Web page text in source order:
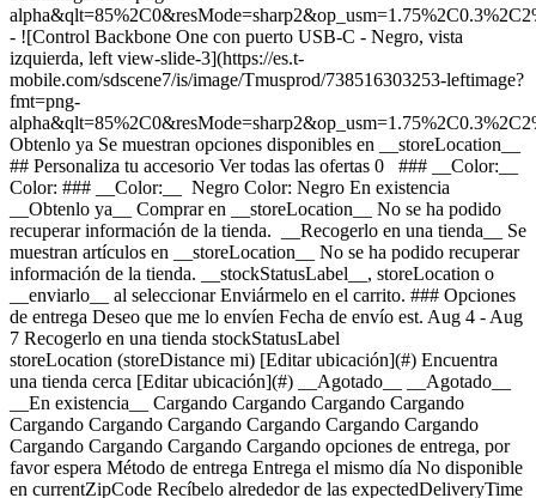
- ![Control Backbone One con puerto USB-C - Negro, vista
izquierda, left view-slide-3](https://es.t-
mobile.com/sdscene7/is/image/Tmusprod/738516303253-leftimage?
fmt=png-
Obtenlo ya Se muestran opciones disponibles en __storeLocation__ ## Personaliza tu accesorio Ver todas las ofertas 0 ### __Color:__ Color: ### __Color:__ Negro Color: Negro En existencia __Obtenlo ya__ Comprar en __storeLocation__ No se ha podido recuperar información de la tienda. __Recogerlo en una tienda__ Se muestran artículos en __storeLocation__ No se ha podido recuperar información de la tienda. __stockStatusLabel__, storeLocation o __enviarlo__ al seleccionar Enviármelo en el carrito. ### Opciones de entrega Deseo que me lo envíen Fecha de envío est. Aug 4 - Aug 7 Recogerlo en una tienda stockStatusLabel storeLocation (storeDistance mi) [Editar ubicación](#) Encuentra una tienda cerca [Editar ubicación](#) __Agotado__ __Agotado__ __En existencia__ Cargando Cargando Cargando Cargando Cargando Cargando Cargando Cargando Cargando Cargando Cargando Cargando Cargando Cargando opciones de entrega, por favor espera Método de entrega Entrega el mismo día No disponible en currentZipCode Recíbelo alrededor de las expectedDeliveryTime Costo de entrega real: $9.99 Costo de entrega con descuento: gratis Recoger en la tienda Agotado en storeName Hoy en storeName Gratis Envío No disponible Fecha de envío estimada: shippingDate Gratis Método de entrega Entrega el mismo día No disponible en currentZipCode Recíbelo alrededor de las expectedDeliveryTime Costo de entrega real: $9.99 Costo de entrega con descuento: gratis Entrega el mismo día No disponible en currentZipCode Recíbelo alrededor de las Invalid Date Costo de entrega real: $9.99 Costo de entrega con descuento: gratis Recoger en la tienda Agotado en storeName Hoy en storeName Gratis Recoger en la tienda Agotado en storeName Agotado en Fairfax Blvd & Main St Hoy en Fairfax Blvd & Main St Gratis Envío No disponible Fecha de envío estimada: shippingDate Gratis Envío No disponible Fecha de envío estimada: Aug 4 - Aug 7 Gratis __Tu tienda:__ [storeLocation (storeDistance mi)](#) Encuentra una tienda cerca [Editar ubicación](#) No disponible en currentZipCode No disponible en # Entregar a currentZipCode Editar ubicación # Enviar a currentZipCode __¿Eres un cliente nuevo o existente?__ Cliente existente Cliente nuevo __Bienvenido a T-Mobile (cliente nuevo)__ Editar __Elegir una opción de pago__ __Pagar mensualmente__ A pagar hoy $0.00 + impuestos $8.34/mes por 12 meses __Pagar el monto total__ $99.99 \+ impuesto Si eliges pagar mensualmente y cancelas el servicio móvil, deberás pagar el saldo restante del accesorio. Para clientes elegibles. Tasa de interés anual de 0%. Se requiere servicio elegible. [](https://es.t-mobile.com) __Con plan de pago: actualMonthlyValue/mes por paymentTerms meses, sin intereses.__ A pagar hoy dueToday + impuestos y otros cargos __Precio sin descuento: payInFullStrikeThroughValue payInFull__ + impuesto Si eliges pagar mensualmente y cancelas el servicio móvil, deberás pagar el saldo restante del dispositivo. Solo para clientes elegibles. 0% de interés anual (APR). Se requiere compra mínima de $49 en accesorios y servicio elegible. [](https://es.t-mobile.com) 1 Quantity 1 Agregar Fairfax Blvd & Main St (12.6 mi) __¿Deseas recibirlo antes?__ Encontrar tiendas cercanas Detalles ### Otras características * * * El Backbone One transforma tu dispositivo iPhone en la mejor consola de gaming. Coloca tu teléfono y juega a cualquier videojuego o servicio que admita controles, como Apple Arcade, Xbox Game Pass Ultimate, o incluso haz streaming desde tu Xbox, PlayStation o computadora. Nuestro dispositivo de segunda generación incluye dos juegos de adaptadores magnéticos que permiten un ajuste aún mejor al teléfono, junto con un D-pad remodelado que mejora la capacidad de respuesta, lo que se traduce en una sensación y un control superiores en diferentes géneros de juego. La app Backbone organiza tu biblioteca de contenidos y servicios de streaming de juegos en una experiencia de usuario integrada. Descubre un nuevo mundo de gaming premium en cuestión de segundos. ### ¿Qué hay en la caja? * * * - Controlador para juegos - Puerto USB-C para cargar el teléfono - Entrada de audífono ### Detalles adicionales de especificaciones * * * __Peso__ 0.32 lb * * * __Duración__ 6.97 pulgadas * * * __Altura__ 1.26 pulgadas * * * __Ancho__ 3.7 pulgadas * * * [](https://es.t-mobile.com) ver detalles ## promoción aplicada ver detalles ## | ![Logotipo de T-Mobile](https://es.t-mobile.com/sdscene7/is/image/Tmusprod/fg-tmobile-logo?ts=1710994518480&dpr=off "Logotipo de T-Mobile") __Ingresa a tu cuenta.__ Ingresa Continuar como invitado. [__¿Necesitas ayuda para ingresar?__](https://es.account.t-mobile.com/signin/v2/ "Enlace Necesito ayuda para ingresar") [__Crea un T-Mobile ID__](https://es.account.t-mobile.com/signin/v2/ "Crear una ID de T-Mobile") promoLongDescription Hola userName! Te damos la bienvenida a T-Mobile ¡Hola! Te damos la bienvenida a T-Mobile Tienda T-Mobile Experience storeLocation Dirección 10955 Fairfax Blvd Suite 110 Fairfax, VA 22030 Salta la fila y aprovecha nuestras mejores ofertas y la selección más grande durante tu visita a la tienda. Compra en esta tienda ¿No estás en esta tienda? ## Selecciona una tienda ( mi) , , , Horario de hoy: - [](https://es.t-mobile.com) Configura esta tienda [](https://es.t-mobile.com) [Indicaciones](https://es.t-mobile.com) [Llamar a la tienda](tel:+1-undefined) - ### Horario de atención de la tienda Lunes a sábado - Domingo ## Selecciona una tienda ### Lo sentimos, hubo un problema técnico Los servicios que utilizamos para buscar tiendas según la ubicación no están funcionando en este momento. Busca por ciudad y estado o código postal para comprobar la disponibilidad en tiendas cercanas. No encontramos tiendas de T-Mobile cercanas. Prueba con otra ciudad, estado o código postal para buscar otras tiendas. Vuelve a intentarlo para encontrar la tienda más cercana. ( mi) , , , Horario de hoy: - En existencia Apresúrate, solo quedan unos cuantos [](https://es.t-mobile.com) ( mi) , , , Horario de hoy: - En existencia Apresúrate, solo quedan unos cuantos [](https://es.t-mobile.com) Fairfax Blvd & Main St (12.6 mi) 10955 Fairfax Blvd Suite 110, Fairfax, VA, 22030 Horario de hoy: 10am - 9pm En existencia Apresúrate, solo quedan unos cuantos [](https://es.t-mobile.com) Recoger aquí Recoger aquí # Encuentra una tienda Selecciona un código postal y ciudad válidos __( mi)__ , , , Horario de hoy - [](https://es.t-mobile.com) * * * __Fairfax Blvd & Main St (12.6 mi)__ 10955 Fairfax Blvd Suite 110, Fairfax, VA, 22030 Horario de hoy 10am - 9pm [](https://es.t-mobile.com/store-locator/va/fairfax/fairfax-blvd-main-st) * * * Selecciona una tienda ## Obtenlo más rápido con la opción de recogerlo en la tienda ¡Recibe tu pedido hoy mismo! Al revisar tu pedido, selecciona Retiro en tienda como método de entrega y empezaremos a preparar tu pedido en la tienda T-Mobile elegible que prefieras. Los accesorios actualmente no están disponibles para retiro en tienda. Recibirás un email cuando tu pedido esté listo para ser recogido y dispondrás de dos días laborales para retirarlo. # Lo sentimos, no eres elegible para esta promoción. De todos modos, puedes realizar la compra y aprovechar la red, los beneficios y las ventajas de T-Mobile. # Agotado Algunos artículos están agotados en storeName Puedes elegir que te envíen el pedido o consultar otros artículos disponibles en la tienda que seleccionaste para recogerlo. Cerrar ## Se eliminarán todos los artículos del carrito Al agregar este producto, se eliminarán los artículos ya agregados a tu carrito. Confirmar Cancelar # Los clientes también compraron Cargando Cargando Cargando Cargando Cargando Cargando Cargando [Aún no hay reseñas \ Precio normal: Precio original$ Precio de oferta$ Precio total: $](https://es.t-mobile.com) [![backbone Control Backbone One con puerto USB-C](https://cdn.tmobile.com/content/dam/t-mobile/en-p/accessories/738516303253/738516303253-thumbnail.png) \ backbone __Control Backbone One con puerto USB-C__ \ Aún no hay reseñas \ Aún no hay reseñas \ Aún no hay reseñas \ ![black](https://cdn.tmobile.com/images/png/products/accessories/738516303253/738516303253-swatch.gif) \ Precio normal: Precio original$ Precio de oferta$ Precio total: $ \ Desde $8.34/mes por 12 meses Desde $8.34/mes por 12 meses $0.00 de pago inicial + impuestos a pagar hoy Precio normal: Precio original$ Precio de oferta$ Precio total: $ Precio total: $99.99](https://es.t-mobile.com/accessory/backbone-one-controller-usb-c-port?sku=738516303253) Ver 1 promociones Exclusivo por Internet: ahorra un 25% en 3 accesorios o más [![apple Adaptador de corriente con USB-C Apple de 20 W](https://cdn.tmobile.com/content/dam/t-mobile/en-p/accessories/195949537110/195949537110-thumbnail.png) \ apple __Adaptador de corriente con USB-C Apple de 20 W__ \ Aún no hay reseñas \ 4.5 (256) \ 4.5 de 5 estrellas con 256 reseñas \ Aún no hay reseñas \ ![white](https://cdn.tmobile.com/images/png/products/accessories/195949537110/195949537110-swatch.gif) \ Precio normal: Precio original$ Precio de oferta$ Precio total: $ \ Desde $1.67/mes por 12 meses Desde $1.67/mes por 12 meses $0.00 de pago inicial + impuestos a pagar hoy Precio normal: Precio original$ Precio de oferta$ Precio total: $ Precio total: $19.99](https://es.t-mobile.com/accessory/apple-20w-usb-c-power-adapter?sku=195949537110) Ver 1 promociones Exclusivo por Internet: ahorra un 25% en 3 accesorios o más [![apple Cable de carga USB-C Apple de 240 W, 2 m](https://cdn.tmobile.com/content/dam/t-mobile/en-p/accessories/195949775352/195949775352-thumbnail.png) \ apple __Cable de carga USB-C Apple de 240 W, 2 m__ \ Aún no hay reseñas \ 5 (3) \ 5 de 5 estrellas